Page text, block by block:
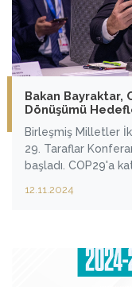
Bakan Bayraktar,
Dönüşümü
Birleşmiş Milletler
29. Taraflar
başladı. COP29'a
Kaynaklar Bakanı
12.11.2024